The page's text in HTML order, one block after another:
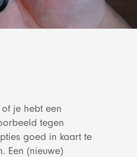
je hebt een
tegen
goed in kaart te
Een (nieuwe)